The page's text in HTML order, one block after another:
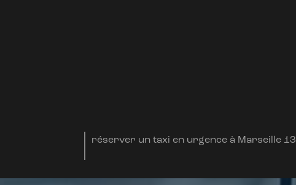
réserver un taxi en urgence à Marseille 13